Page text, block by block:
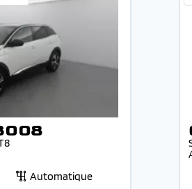
Automatique